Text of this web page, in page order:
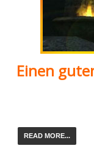
Einen
READ MORE...